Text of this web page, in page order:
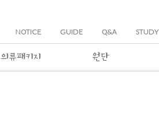
NOTICE GUIDE Q&A STUDY
의류패키지 원단